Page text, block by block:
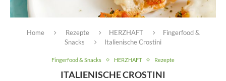
Home Rezepte HERZHAFT
Fingerfood &
Snacks
Italienische Crostini
Fingerfood & Snacks HERZHAFT Rezepte
ITALIENISCHE CROSTINI